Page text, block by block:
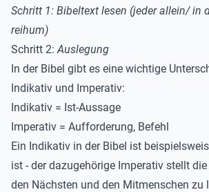
Schritt 1: Bibeltext lesen (jeder allein/ in
reihum)
Schritt 2:Auslegung
In der Bibel gibt es eine wichtige
Indikativ und Imperativ:
Indikativ = Ist-Aussage
Imperativ = Aufforderung, Befehl
Ein Indikativ in der Bibel ist
ist - der dazugehörige Imperativ stellt
den Nächsten und den Mitmenschen zu